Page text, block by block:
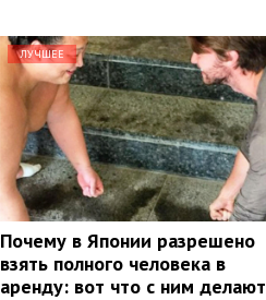
ЛУЧШЕЕ
Почему в Японии разрешено
взять полного человека в
аренду: вот что с ним делают